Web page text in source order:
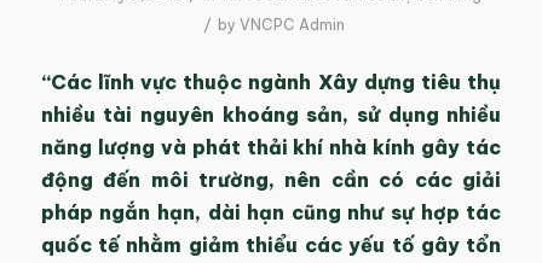
/ by VNCPC Admin
“Các lĩnh vực thuộc ngành Xây dựng tiêu thụ
nhiều tài nguyên khoáng sản, sử dụng nhiều
năng lượng và phát thải khí nhà kính gây tác
động đến môi trường, nên cần có các giải
pháp ngắn hạn, dài hạn cũng như sự hợp tác
quốc tế nhằm giảm thiểu các yếu tố gây tổn